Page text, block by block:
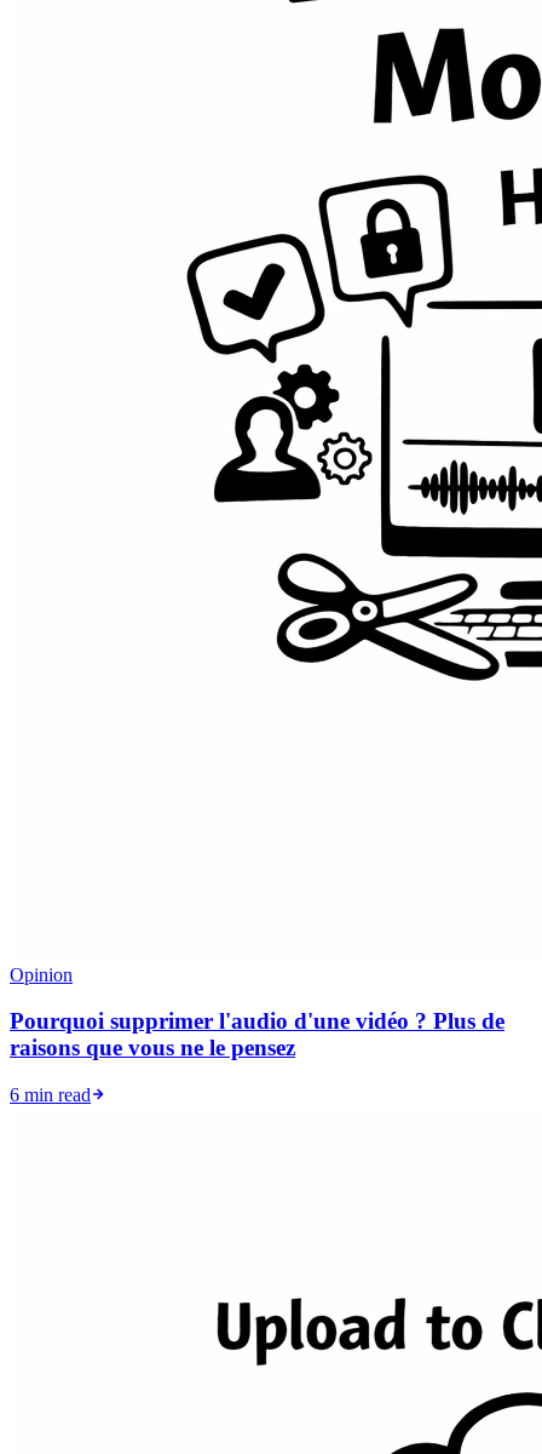
Opinion
Pourquoi supprimer l'audio d'une vidéo ? Plus de
raisons que vous ne le pensez
6 min read